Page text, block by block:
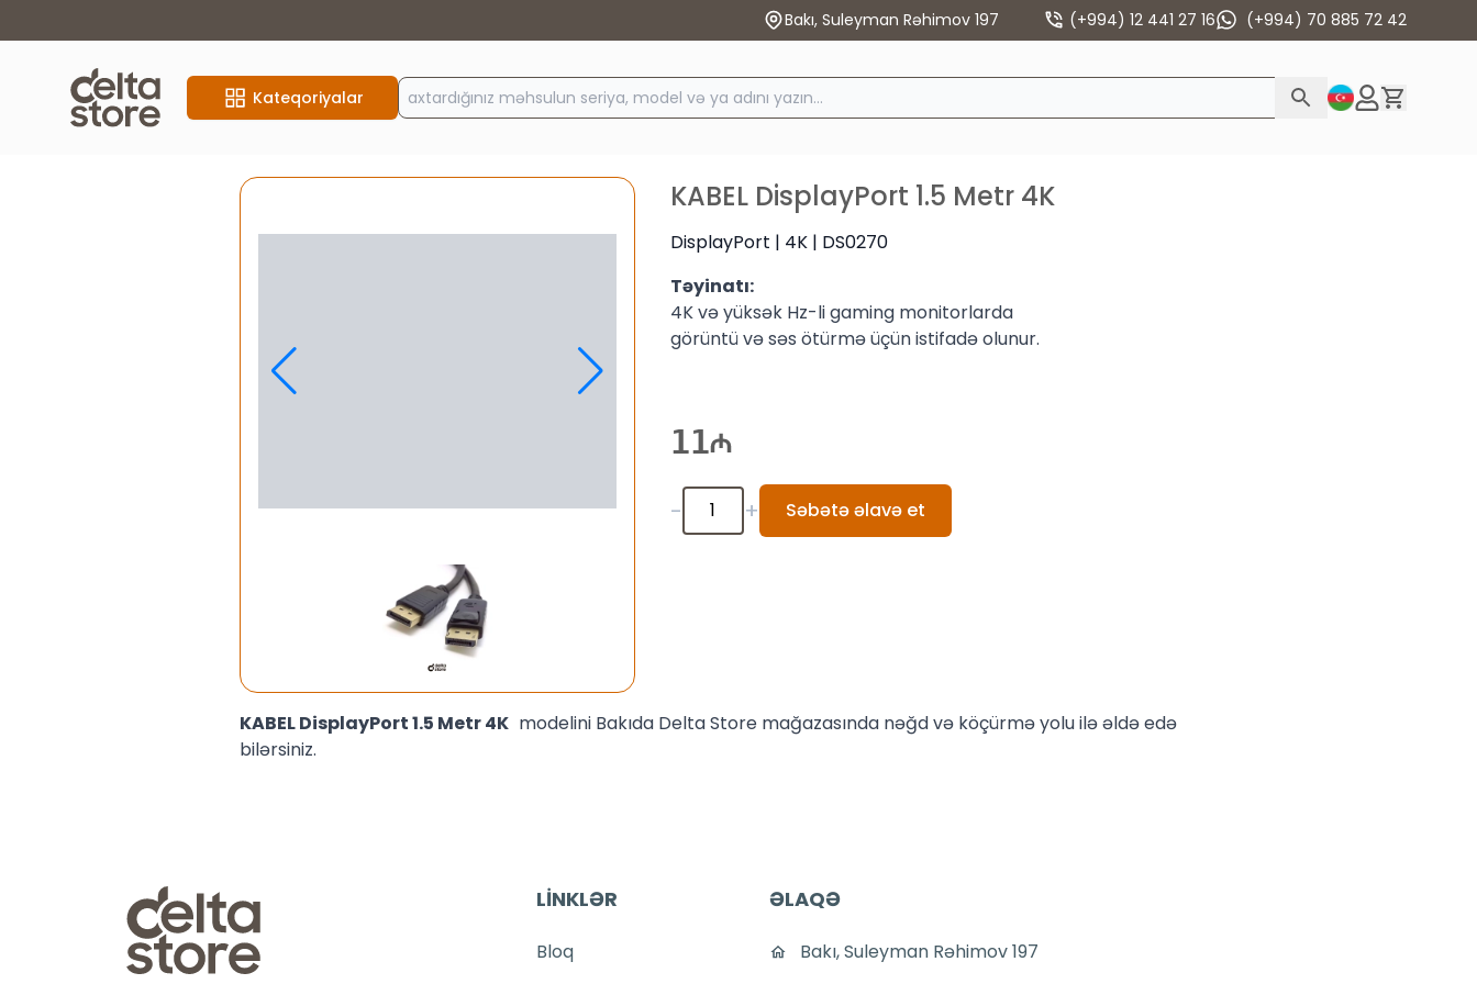
Bakı, Suleyman Rəhimov 197 (+994) 12 441 27 16 (+994) 70 885 72 42
Kateqoriyalar
KABEL DisplayPort 1.5 Metr 4K
DisplayPort | 4K | DS0270
Təyinatı:
4K və yüksək Hz-li gaming monitorlarda
görüntü və səs ötürmə üçün istifadə olunur.
11
- + Səbətə əlavə et
KABEL DisplayPort 1.5 Metr 4K modelini Bakıda Delta Store mağazasında nəğd və köçürmə yolu ilə əldə edə
bilərsiniz.
LİNKLƏR
Bloq
ƏLAQƏ
Bakı, Suleyman Rəhimov 197